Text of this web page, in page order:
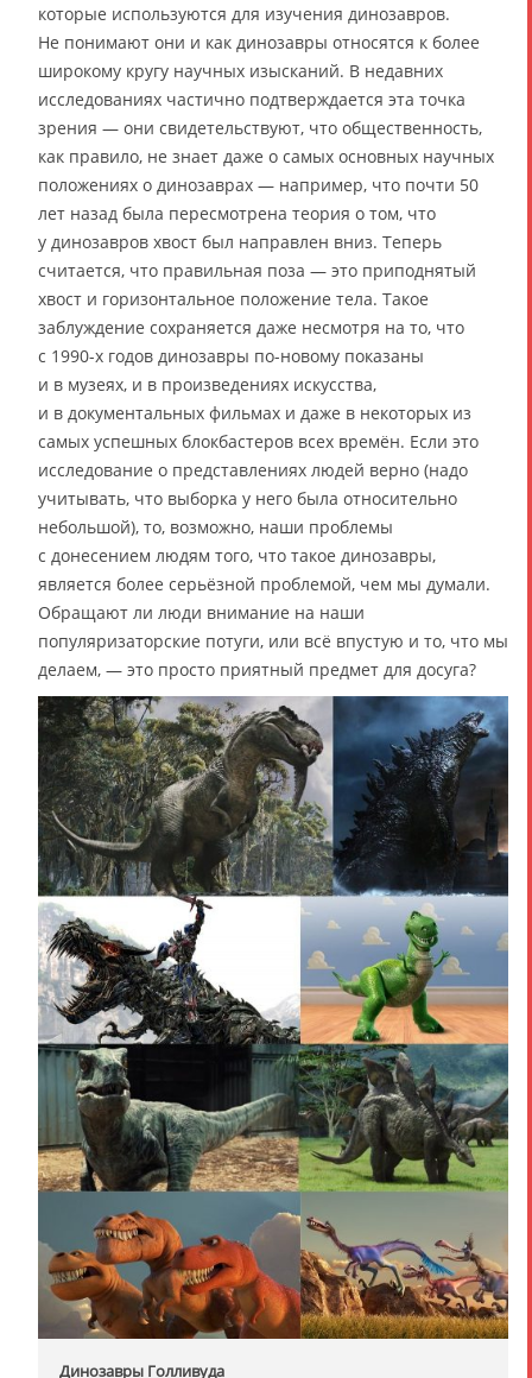
которые используются для изучения динозавров.
Не понимают они и как динозавры относятся к более
широкому кругу научных изысканий. В недавних
исследованиях частично подтверждается эта точка
зрения — они свидетельствуют, что общественность,
как правило, не знает даже о самых основных научных
положениях о динозаврах — например, что почти 50
лет назад была пересмотрена теория о том, что
у динозавров хвост был направлен вниз. Теперь
считается, что правильная поза — это приподнятый
хвост и горизонтальное положение тела. Такое
заблуждение сохраняется даже несмотря на то, что
с 1990-х годов динозавры по-новому показаны
и в музеях, и в произведениях искусства,
и в документальных фильмах и даже в некоторых из
самых успешных блокбастеров всех времён. Если это
исследование о представлениях людей верно (надо
учитывать, что выборка у него была относительно
небольшой), то, возможно, наши проблемы
с донесением людям того, что такое динозавры,
является более серьёзной проблемой, чем мы думали.
Обращают ли люди внимание на наши
популяризаторские потуги, или всё впустую и то, что мы
делаем, — это просто приятный предмет для досуга?
Динозавры Голливуда